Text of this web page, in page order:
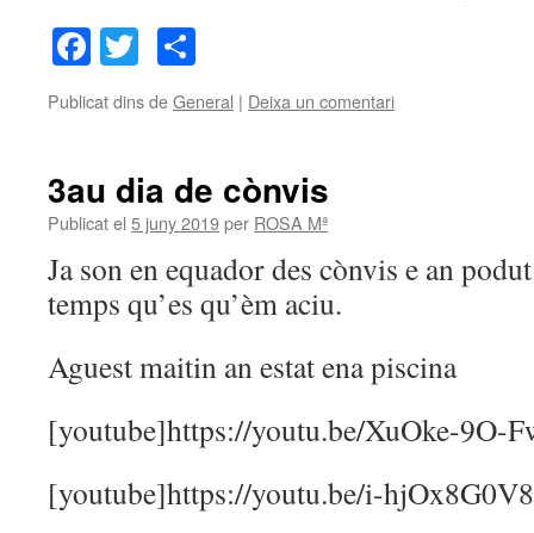
Facebook
Twitter
Publicat dins deGeneral | Deixa un comentari
3au dia de cònvis
Publicat el 5 juny 2019per ROSA Mª
Ja son en equador des cònvis e an
temps qu’es qu’èm aciu.
Aguest maitin an estat ena piscina
[youtube]https://youtu.be/XuOke-9O-
[youtube]https://youtu.be/i-